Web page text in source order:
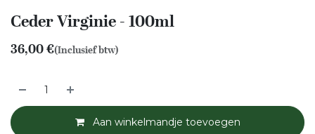
Ceder Virginie - 100ml
36,00€(Inclusief btw)
Aan winkelmandje toevoegen